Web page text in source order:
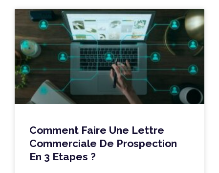
Comment Faire Une Lettre
Commerciale De Prospection
En 3 Etapes ?